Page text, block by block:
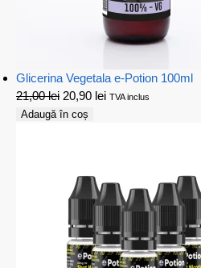
Glicerina Vegetala e-Potion 100ml
21,00lei 20,90 lei TVA inclus
Adaugă în coș